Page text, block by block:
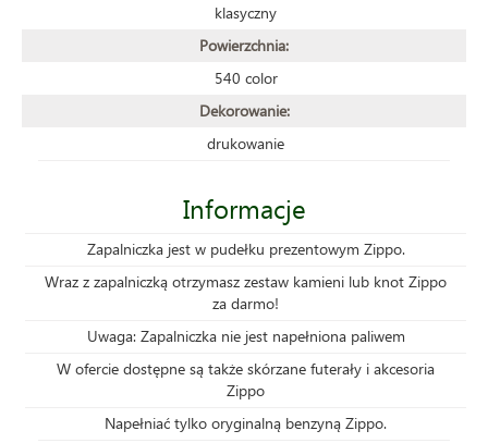
klasyczny
Powierzchnia:
540 color
Dekorowanie:
drukowanie
Informacje
Zapalniczka jest w pudełku prezentowym Zippo.
Wraz z zapalniczką otrzymasz zestaw kamieni lub knot Zippo
za darmo!
Uwaga: Zapalniczka nie jest napełniona paliwem
W ofercie dostępne są także skórzane futerały i akcesoria
Zippo
Napełniać tylko oryginalną benzyną Zippo.